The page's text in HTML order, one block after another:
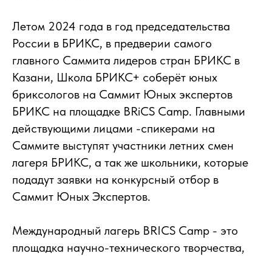
Летом 2024 года в год председательства
России в БРИКС, в предверии самого
главного Саммита лидеров стран БРИКС в
Казани, Школа БРИКС+ соберёт юных
бриксологов на Саммит Юных экспертов
БРИКС на площадке BRiCS Camp. Главными
действующими лицами -спикерами на
Саммите выступят участники летних смен
лагеря БРИКС, а так же школьники, которые
подадут заявки на конкурсный отбор в
Саммит Юных Экспертов.
Международный лагерь BRICS Camp - это
площадка научно-технического творчества,